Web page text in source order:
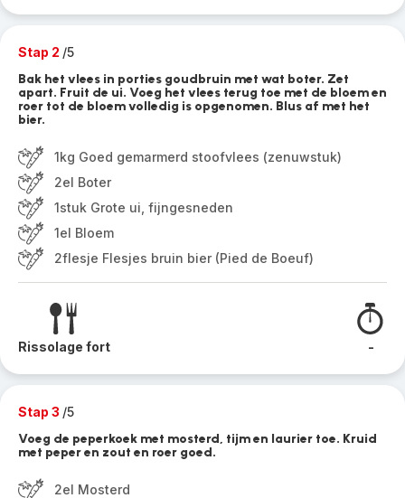
Stap 2 /5
Bak het vlees in porties goudbruin met wat boter. Zet
apart. Fruit de ui. Voeg het vlees terug toe met de bloem en
roer tot de bloem volledig is opgenomen. Blus af met het
bier.
1kg Goed gemarmerd stoofvlees (zenuwstuk)
2el Boter
1stuk Grote ui, fijngesneden
1el Bloem
2flesje Flesjes bruin bier (Pied de Boeuf)
Rissolage fort -
Stap 3 /5
Voeg de peperkoek met mosterd, tijm en laurier toe. Kruid
met peper en zout en roer goed.
2el Mosterd